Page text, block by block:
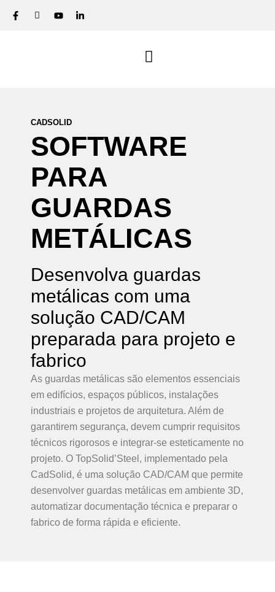
CADSOLID
SOFTWARE
PARA
GUARDAS
METÁLICAS
Desenvolva guardas
metálicas com uma
solução CAD/CAM
preparada para projeto e
fabrico
As guardas metálicas são elementos essenciais
em edifícios, espaços públicos, instalações
industriais e projetos de arquitetura. Além de
garantirem segurança, devem cumprir requisitos
técnicos rigorosos e integrar-se esteticamente no
projeto. O TopSolid’Steel, implementado pela
CadSolid, é uma solução CAD/CAM que permite
desenvolver guardas metálicas em ambiente 3D,
automatizar documentação técnica e preparar o
fabrico de forma rápida e eficiente.